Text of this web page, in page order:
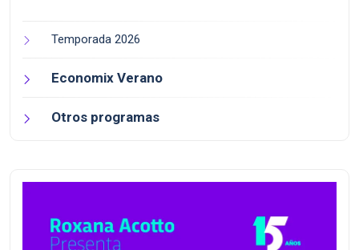
Temporada 2026
Economix Verano
Otros programas